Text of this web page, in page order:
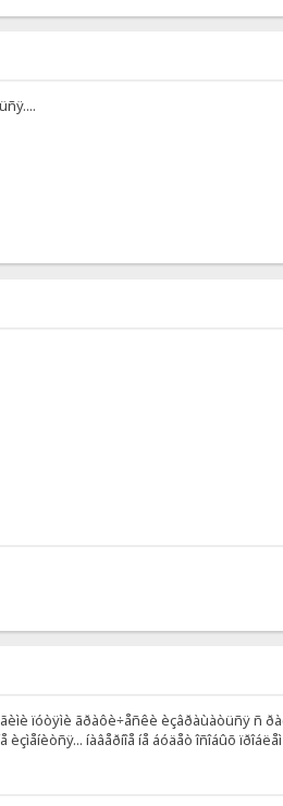
ïóòÿìè ãðàôè÷åñêè èçâðàùàòüñÿ ñ
íàâåðíîå íå áóäåò îñîáûõ